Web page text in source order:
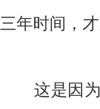
三年时间，才
这是因为